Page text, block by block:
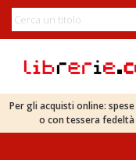
Per gli acquisti online:
o con tessera